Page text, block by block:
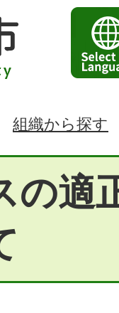
組織から探す
の適